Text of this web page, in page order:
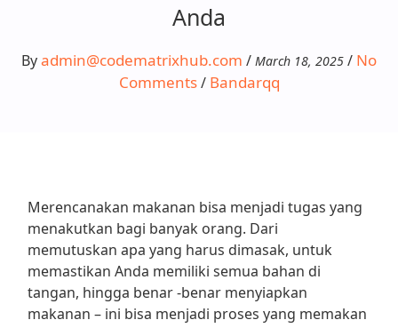
Anda
Byadmin@codematrixhub.com / March 18, 2025 / No
Comments/ Bandarqq
Merencanakan makanan bisa menjadi tugas yang
menakutkan bagi banyak orang. Dari
memutuskan apa yang harus dimasak, untuk
memastikan Anda memiliki semua bahan di
tangan, hingga benar -benar menyiapkan
makanan – ini bisa menjadi proses yang memakan